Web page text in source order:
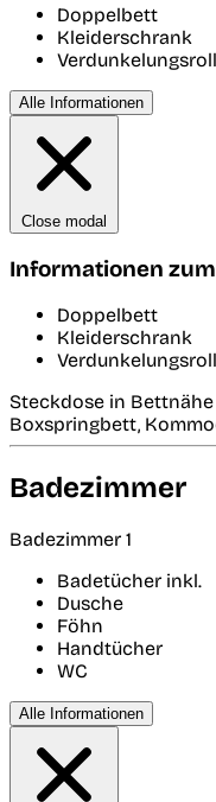
Doppelbett
Kleiderschrank
Alle Informationen
Close modal
Informationen
Doppelbett
Kleiderschrank
Steckdose in Bettnähe
Boxspringbett,
Badezimmer
Badezimmer 1
Badetücher inkl.
Dusche
Föhn
Handtücher
WC
Alle Informationen